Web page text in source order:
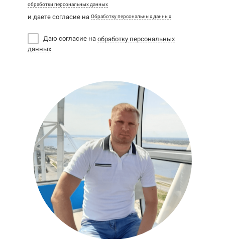
обработки персональных данных
и даете согласие на Обработку персональных данных
Даю согласие на обработку персональных
данных